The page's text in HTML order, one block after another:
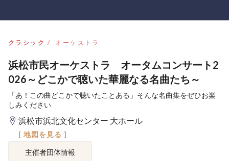
クラシック オーケストラ
浜松市民オーケストラ オータムコンサート2
026～どこかで聴いた華麗なる名曲たち～
「あ！この曲どこかで聴いたことある」そんな名曲集をぜひお楽
しみください
浜松市浜北文化センター 大ホール
[ 地図を見る ]
主催者団体情報